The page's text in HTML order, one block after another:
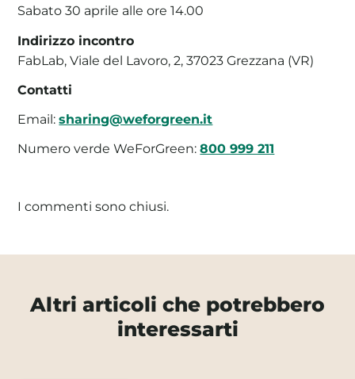
Sabato 30 aprile alle ore 14.00
Indirizzo incontro
FabLab, Viale del Lavoro, 2, 37023 Grezzana (VR)
Contatti
Email:sharing@weforgreen.it
Numero verde WeForGreen:800 999 211
I commenti sono chiusi.
Altri articoli che potrebbero
interessarti